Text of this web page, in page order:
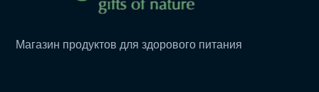
Магазин продуктов для здорового питания